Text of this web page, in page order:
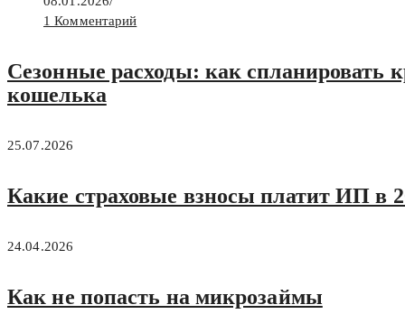
1 Комментарий
Сезонные расходы: как спланировать
кошелька
25.07.2026
Какие страховые взносы платит ИП в
24.04.2026
Как не попасть на микрозаймы